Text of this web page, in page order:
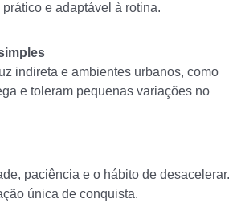
e adaptável à rotina.
indireta e ambientes urbanos, como
e toleram pequenas variações no
paciência e o hábito de desacelerar.
única de conquista.